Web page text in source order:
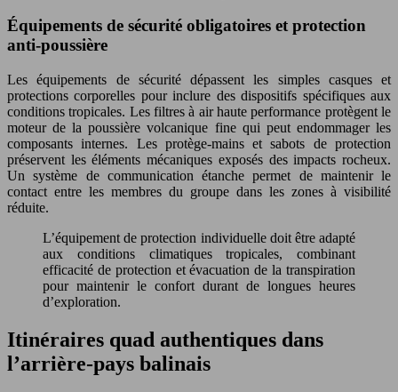
Équipements de sécurité obligatoires et protection
anti-poussière
Les équipements de sécurité dépassent les simples casques et
protections corporelles pour inclure des dispositifs spécifiques aux
conditions tropicales. Les filtres à air haute performance protègent le
moteur de la poussière volcanique fine qui peut endommager les
composants internes. Les protège-mains et sabots de protection
préservent les éléments mécaniques exposés des impacts rocheux.
Un système de communication étanche permet de maintenir le
contact entre les membres du groupe dans les zones à visibilité
réduite.
L’équipement de protection individuelle doit être adapté
aux conditions climatiques tropicales, combinant
efficacité de protection et évacuation de la transpiration
pour maintenir le confort durant de longues heures
d’exploration.
Itinéraires quad authentiques dans
l’arrière-pays balinais